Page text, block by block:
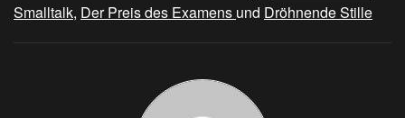
Smalltalk, Der Preis des Examens und Dröhnende Stille